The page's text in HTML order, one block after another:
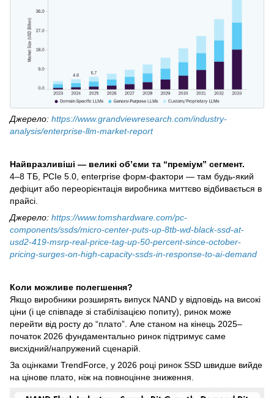
Джерело: https://www.grandviewresearch.com/industry-
analysis/enterprise-llm-market-report
Найвразливіші — великі об’єми та “преміум” сегмент.
4–8 ТБ, PCIe 5.0, enterprise форм-фактори — там будь-який
дефіцит або переорієнтація виробника миттєво відбивається в
прайсі.
Джерело: https://www.tomshardware.com/pc-
components/ssds/micro-center-puts-up-8tb-wd-black-ssd-at-
usd2-419-msrp-real-price-tag-up-50-percent-since-october-
pricing-surges-on-high-capacity-ssds-in-response-to-ai-demand
Коли можливе полегшення?
Якщо виробники розширять випуск NAND у відповідь на високі
ціни (і це співпаде зі стабілізацією попиту), ринок може
перейти від росту до “плато”. Але станом на кінець 2025–
початок 2026 фундаментально ринок підтримує саме
висхідний/напружений сценарій.
За оцінками TrendForce, у 2026 році ринок SSD швидше вийде
на цінове плато, ніж на повноцінне зниження.